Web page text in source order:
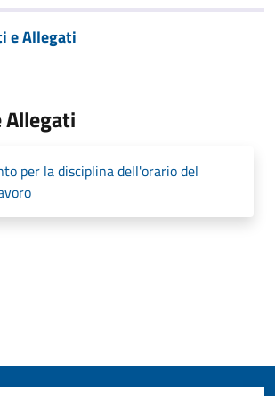
e Allegati
Allegati
per la disciplina dell'orario del